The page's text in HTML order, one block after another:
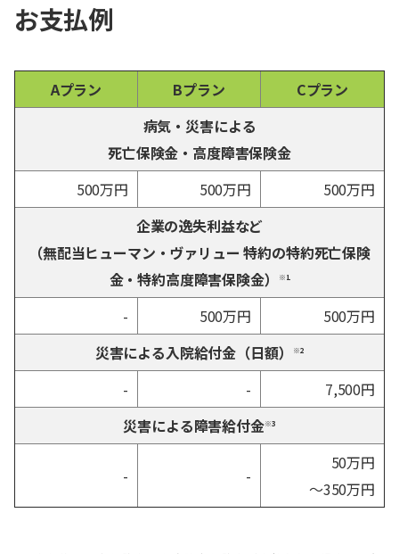
お支払例
Aプラン Bプラン
Cプラン
病気・災害による
死亡保険金・高度障害保険金
500万円
500万円
500万円
企業の逸失利益など
（無配当ヒューマン・ヴァリュー 特約の特約死亡保険
金・特約高度障害保険金）
※1
- 500万円
500万円
災害による入院給付金（日額）
※2
- -
7,500円
災害による障害給付金※3
- -
50万円
～350万円